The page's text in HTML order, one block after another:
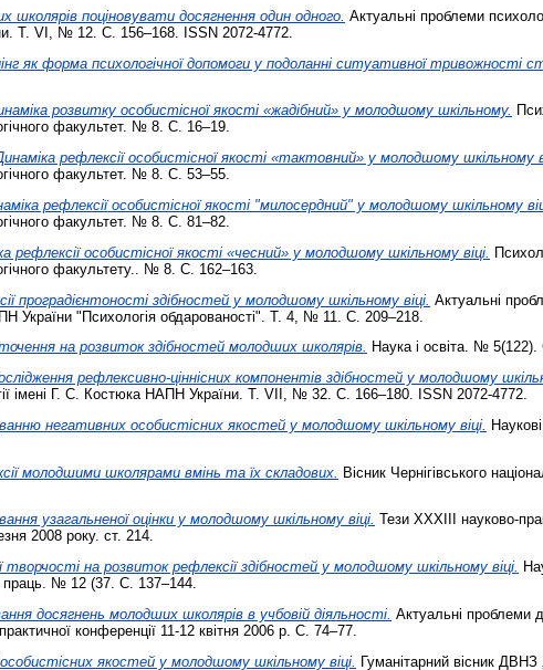
школярів поціновувати досягнення один одного. Актуальні проблеми
Т. VI, № 12. С. 156–168. ISSN 2072-4772.
як форма психологічної допомоги у подоланні ситуативної тривожності
розвитку особистісної якості «жадібний» у молодшому шкільному.
факультет. № 8. С. 16–19.
рефлексії особистісної якості «тактовний» у молодшому шкільному
факультет. № 8. С. 53–55.
рефлексії особистісної якості "милосердний" у молодшому шкільному
факультет. № 8. С. 81–82.
рефлексії особистісної якості «чесний» у молодшому шкільному віці.
факультету.. № 8. С. 162–163.
проградієнтоності здібностей у молодшому шкільному віці. Актуальні
України "Психологія обдарованості". Т. 4, № 11. С. 209–218.
на розвиток здібностей молодших школярів. Наука і освіта. №
рефлексивно-ціннісних компонентів здібностей у молодшому
імені Г. С. Костюка НАПН України. Т. VII, № 32. С. 166–180. ISSN 2072-4772.
негативних особистісних якостей у молодшому шкільному віці.
молодшими школярами вмінь та їх складових. Вісник Чернігівського
узагальненої оцінки у молодшому шкільному віці. Тези XXXIII науково-
2008 року. ст. 214.
творчості на розвиток рефлексії здібностей у молодшому шкільному віці.
праць. № 12 (37. С. 137–144.
досягнень молодших школярів в учбовій діяльності. Актуальні проблеми
конференції 11-12 квітня 2006 р. С. 74–77.
якостей у молодшому шкільному віці.
Гуманітарний вісник